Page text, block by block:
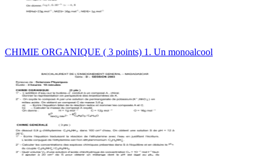
CHIMIE ORGANIQUE ( 3 points) 1. Un monoalcool